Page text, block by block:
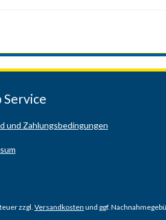
Service
und Zahlungsbedingungen
zzgl.Versandkosten und ggf.